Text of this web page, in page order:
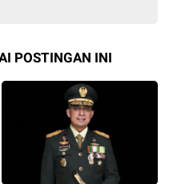
POSTINGAN INI